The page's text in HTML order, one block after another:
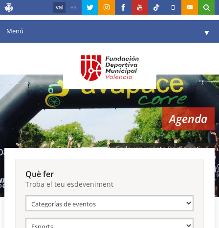
val es
Menú ▼
Agenda
Instal·lacions
Comunicació ▼
València en esport ▼
Reserves
Agenda
Esdeveniments Participatius
Què fer
Troba el teu esdeveniment